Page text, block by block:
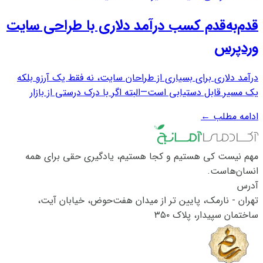
قدم‌به‌قدم کسب درآمد دلاری با طراحی سایت
وردپرس
درآمد دلاری برای بسیاری از طراحان سایت، نه فقط یک آرزو بلکه
یک مسیر قابل دستیابی است—البته اگر با درک درستی از بازار
سایت با وردپرس، به دلیل محبوبیت بالای این سیستم مدیریت
محتوا در سطح بین‌المللی...
ادامه مطلب←
مهم نیست کی هستیم و کجا هستیم، یادگیری حقی برای همه
انسان‌هاست.
آدرس
تهران - نارمک، پایین تر از میدان هفت‌حوض، خیابان آیت،
ساختمان سپیدار، پلاک ۳۵۰